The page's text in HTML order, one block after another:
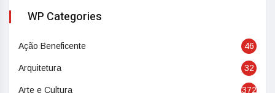
WP Categories
Ação Beneficente 46
Arquitetura 32
Arte e Cultura 372